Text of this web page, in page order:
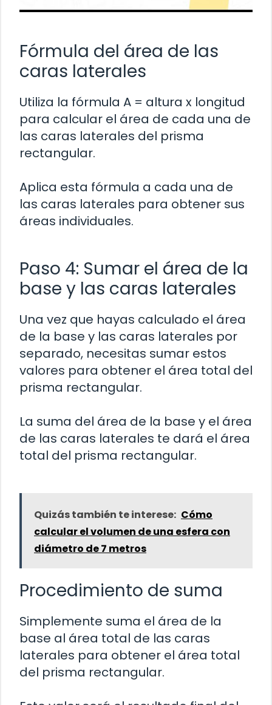
Fórmula del área de las
caras laterales
Utiliza la fórmula A = altura x longitud
para calcular el área de cada una de
las caras laterales del prisma
rectangular.
Aplica esta fórmula a cada una de
las caras laterales para obtener sus
áreas individuales.
Paso 4: Sumar el área de la
base y las caras laterales
Una vez que hayas calculado el área
de la base y las caras laterales por
separado, necesitas sumar estos
valores para obtener el área total del
prisma rectangular.
La suma del área de la base y el área
de las caras laterales te dará el área
total del prisma rectangular.
Quizás también te interese: Cómo
calcular el volumen de una esfera con
diámetro de 7 metros
Procedimiento de suma
Simplemente suma el área de la
base al área total de las caras
laterales para obtener el área total
del prisma rectangular.